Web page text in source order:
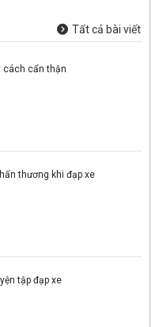
Tất cả bài viết
cách cẩn thận
thương khi đạp xe
tập đạp xe